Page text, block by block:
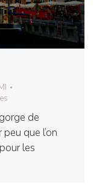
de
que l’on
les